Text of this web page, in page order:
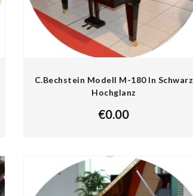
C.Bechstein Modell M-180 In Schwarz
Hochglanz
€0.00